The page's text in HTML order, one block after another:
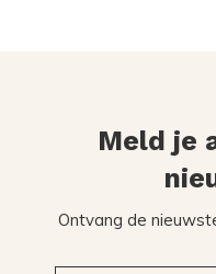
Meld je
Ontvang de